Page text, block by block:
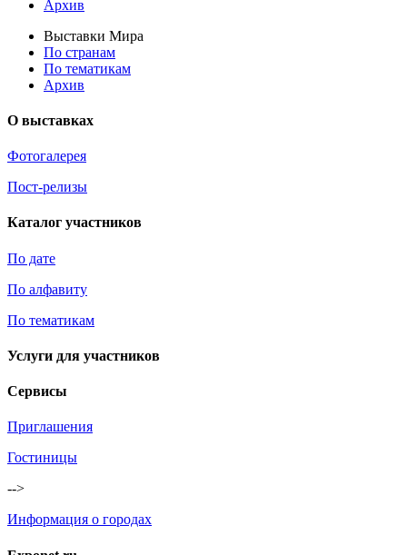
Архив
Выставки Мира
По странам
По тематикам
Архив
О выставках
Фотогалерея
Пост-релизы
Каталог участников
По дате
По алфавиту
По тематикам
Услуги для участников
Сервисы
Приглашения
Гостиницы
-->
Информация о городах